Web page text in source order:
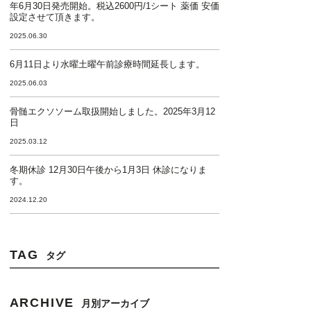
年6月30日発売開始。税込2600円/1シート 薬価 安価
設定させて頂きます。
2025.06.30
6月11日より水曜土曜午前診療時間延長します。
2025.06.03
骨髄エクソソーム取扱開始しました。2025年3月12
日
2025.03.12
冬期休診 12月30日午後から1月3日 休診になりま
す。
2024.12.20
TAG タグ
ARCHIVE 月別アーカイブ